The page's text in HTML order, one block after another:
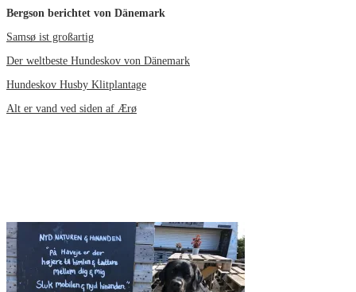
Bergson berichtet von Dänemark
Samsø ist großartig
Der weltbeste Hundeskov von Dänemark
Hundeskov Husby Klitplantage
Alt er vand ved siden af Ærø